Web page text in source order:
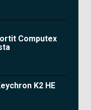
Computex
K2 HE